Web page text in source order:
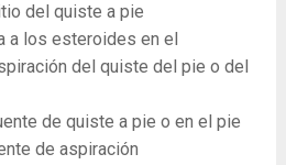
del quiste a pie
a los esteroides en el
del quiste del pie o del
de quiste a pie o en el pie
de aspiración